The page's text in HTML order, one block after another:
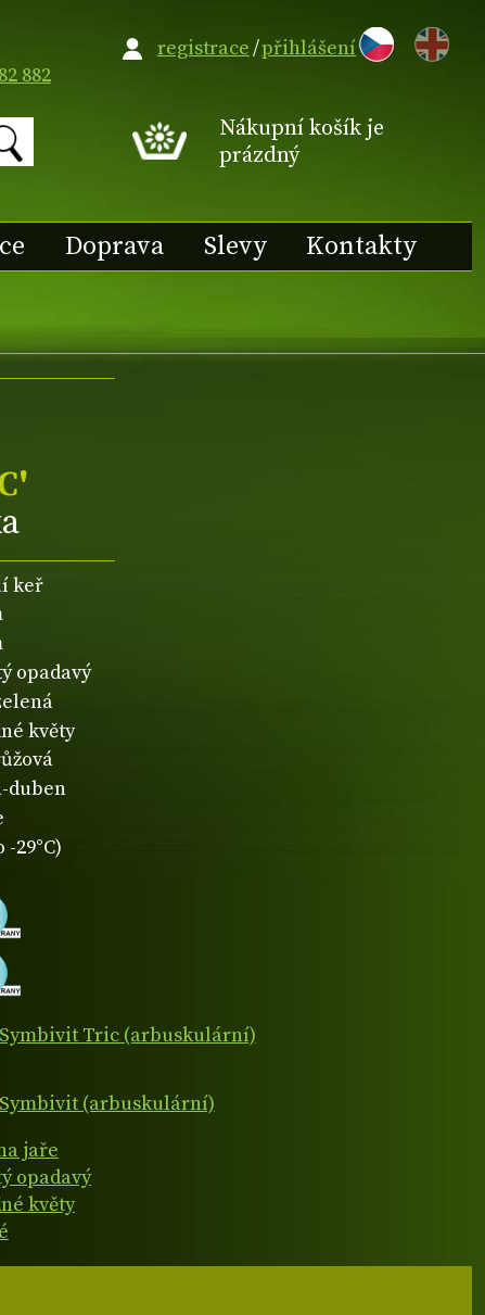
882
EN
Nákupní košík je
prázdný
Doprava Slevy Kontakty
registrace/přihlášení
keř
opadavý
květy
duben
29°C)
Tric (arbuskulární)
(arbuskulární)
jaře
opadavý
květy